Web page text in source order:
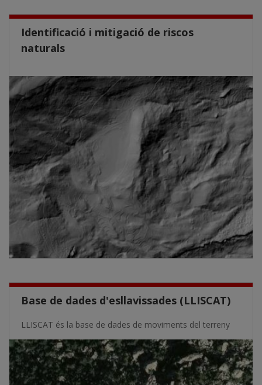
Identificació i mitigació de riscos
naturals
Base de dades d'esllavissades (LLISCAT)
LLISCAT és la base de dades de moviments del terreny